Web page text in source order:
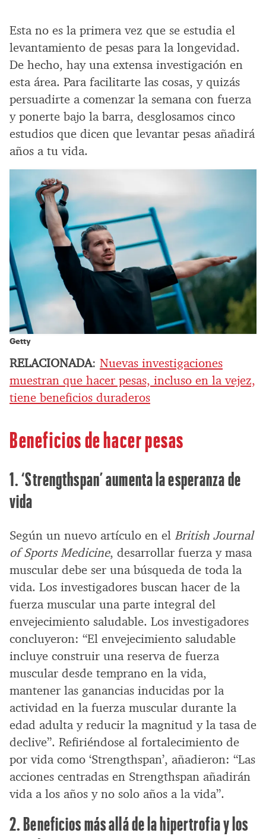
Esta no es la primera vez que se estudia el
levantamiento de pesas para la longevidad.
De hecho, hay una extensa investigación en
esta área. Para facilitarte las cosas, y quizás
persuadirte a comenzar la semana con fuerza
y ponerte bajo la barra, desglosamos cinco
estudios que dicen que levantar pesas añadirá
años a tu vida.
Getty
RELACIONADA: Nuevas investigaciones
muestran que hacer pesas, incluso en la vejez,
tiene beneficios duraderos
Beneficios de hacer pesas
1. ‘Strengthspan’ aumenta la esperanza de
vida
Según un nuevo artículo en el British Journal
of Sports Medicine, desarrollar fuerza y masa
muscular debe ser una búsqueda de toda la
vida. Los investigadores buscan hacer de la
fuerza muscular una parte integral del
envejecimiento saludable. Los investigadores
concluyeron: “El envejecimiento saludable
incluye construir una reserva de fuerza
muscular desde temprano en la vida,
mantener las ganancias inducidas por la
actividad en la fuerza muscular durante la
edad adulta y reducir la magnitud y la tasa de
declive”. Refiriéndose al fortalecimiento de
por vida como ‘Strengthspan’, añadieron: “Las
acciones centradas en Strengthspan añadirán
vida a los años y no solo años a la vida”.
2. Beneficios más allá de la hipertrofia y los